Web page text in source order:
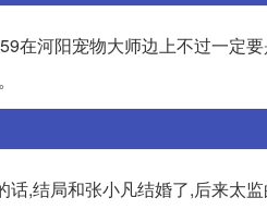
在河阳宠物大师边上不过一定
话,结局和张小凡结婚了,后来太